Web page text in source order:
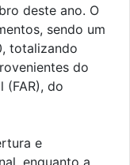
deste ano. O
sendo um
totalizando
do
(FAR), do
e
enquanto a